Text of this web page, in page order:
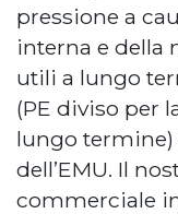
pressione a
interna e della
utili a lungo
(PE diviso per
lungo termine)
dell’EMU. Il
commerciale